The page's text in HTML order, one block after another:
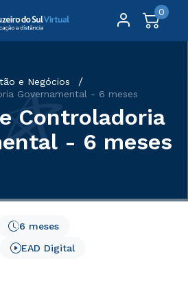
0
e Negócios
Governamental - 6 meses
Controladoria
- 6 meses
6 meses
EAD Digital